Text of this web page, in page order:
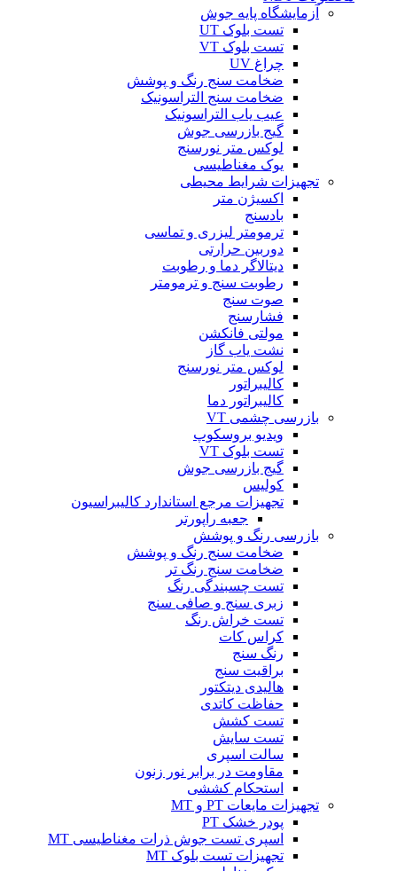
آزمایشگاه پایه جوش
تست بلوک UT
تست بلوک VT
چراغ UV
ضخامت سنج رنگ و پوشش
ضخامت سنج التراسونیک
عیب یاب التراسونیک
گیج بازرسی جوش
لوکس متر نورسنج
یوک مغناطیسی
تجهیزات شرایط محیطی
اکسیژن متر
بادسنج
ترمومتر لیزری و تماسی
دوربین حرارتی
دیتالاگر دما و رطوبت
رطوبت سنج و ترمومتر
صوت سنج
فشارسنج
مولتی فانکشن
نشت یاب گاز
لوکس متر نورسنج
کالیبراتور
کالیبراتور دما
بازرسی چشمی VT
ویدیو بروسکوپ
تست بلوک VT
گیج بازرسی جوش
کولیس
تجهیزات مرجع استاندارد کالیبراسیون
جعبه راپورتر
بازرسی رنگ و پوشش
ضخامت سنج رنگ و پوشش
ضخامت سنج رنگ تر
تست چسبندگی رنگ
زبری سنج و صافی سنج
تست خراش رنگ
کراس کات
رنگ سنج
براقیت سنج
هالیدی دیتکتور
حفاظت کاتدی
تست کشش
تست سایش
سالت اسپری
مقاومت در برابر نور زنون
استحکام کششی
تجهیزات مایعات PT و MT
پودر خشک PT
اسپری تست جوش ذرات مغناطیسی MT
تجهیزات تست بلوک MT